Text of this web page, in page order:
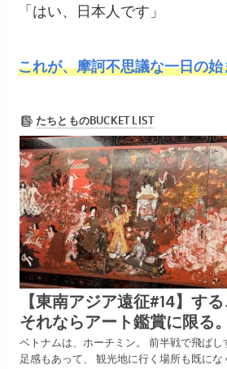
「はい、日本人です」
これが、摩訶不思議な一日の